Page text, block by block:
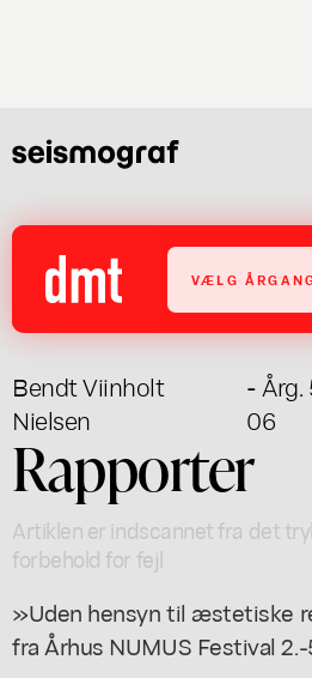
VÆLG
Bendt Viinholt
Nielsen
- Årg.
06
Rapporter
Artiklen er indscannet fra det
forbehold for fejl
»Uden hensyn til æstetiske
fra Århus NUMUS Festival 2.-